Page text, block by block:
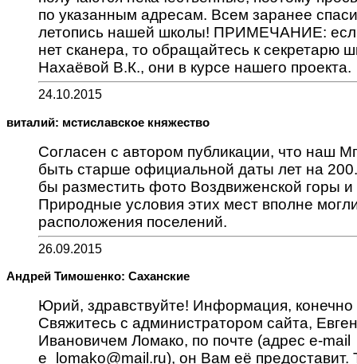
по указанным адресам. Всем заранее
летопись нашей школы! ПРИМЕЧАНИЕ:
нет сканера, то обращайтесь к секретарю
Нахаёвой В.К., они в курсе нашего проекта.
24.10.2015
виталий: мстиславское княжество
Согласен с автором публикации, что наш
быть старше официальной даты лет на
бы разместить фото Воздвиженской горы
Природные условия этих мест вполне
расположения поселений.
26.09.2015
Андрей Тимошенко: Саханские
Юрий, здравствуйте! Информация, конечно
Свяжитесь с администратором сайта,
Ивановичем Ломако, по почте (адрес e-mail
e_lomako@mail.ru), он Вам её предоставит.